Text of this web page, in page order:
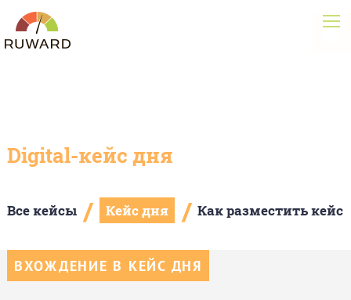
Digital-кейс дня
Все кейсы / Кейс дня / Как разместить кейс
ВХОЖДЕНИЕ В КЕЙС ДНЯ